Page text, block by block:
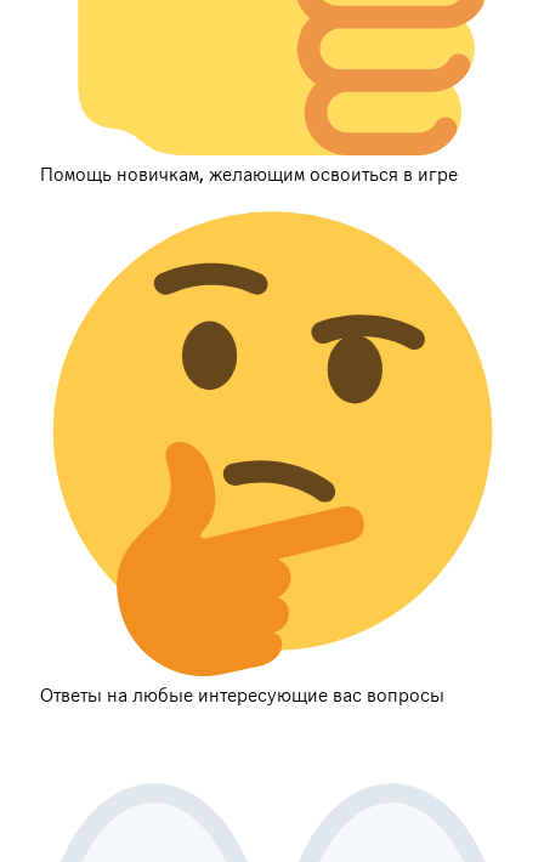
Помощь новичкам, желающим освоиться в игре
Ответы на любые интересующие вас вопросы